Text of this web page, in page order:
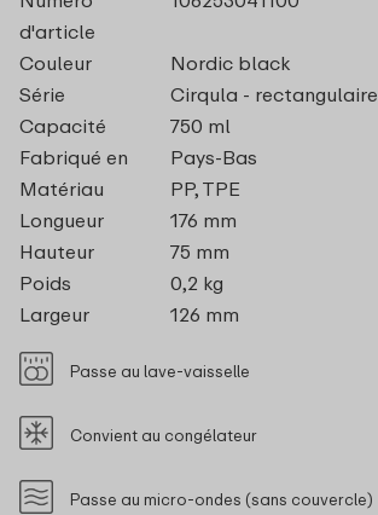
d'article
Couleur
Nordic black
Série
Cirqula - rectangulaire
Capacité
750 ml
Fabriqué en
Pays-Bas
Matériau
PP, TPE
Longueur
176 mm
Hauteur
75 mm
Poids
0,2 kg
Largeur
126 mm
Passe au lave-vaisselle
Convient au congélateur
Passe au micro-ondes (sans couvercle)